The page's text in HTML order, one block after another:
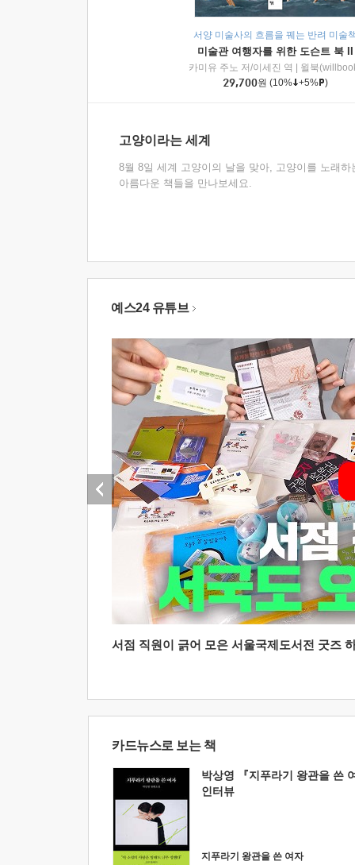
서양 미술사의 흐름을 꿰는 반려 미술
미술관 여행자를 위한 도슨트 북 II
카미유 주노 저/이세진 역
윌북
29,700원 (10% +5% )
고양이라는 세계
8월 8일 세계 고양이의 날을 맞아, 고양이를 노래하
아름다운 책들을 만나보세요.
예스24 유튜브
서점 직원이 긁어 모은 서울국제도서전 굿즈
카드뉴스로 보는 책
박상영 『지푸라기 왕관을 쓴
인터뷰
지푸라기 왕관을 쓴 여자